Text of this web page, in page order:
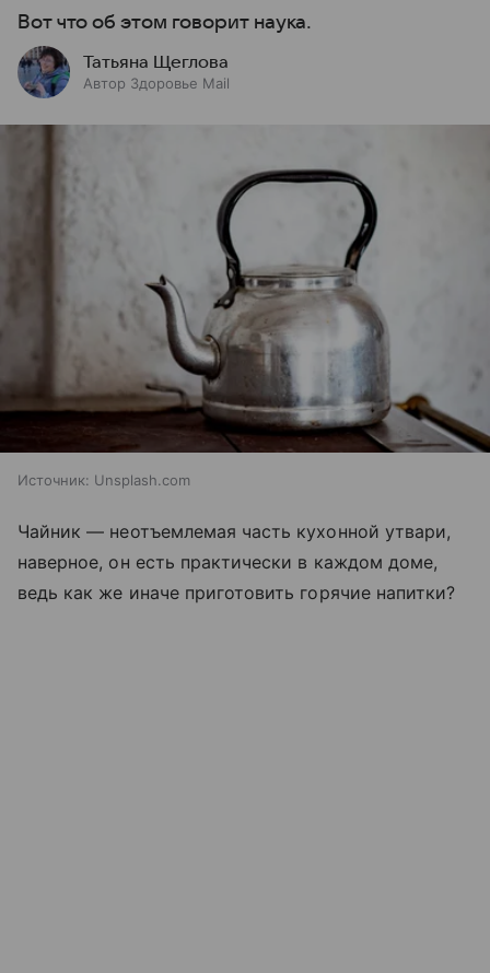
Вот что об этом говорит наука.
Татьяна Щеглова
Автор Здоровье Mail
Источник: Unsplash.com
Чайник — неотъемлемая часть кухонной утвари,
наверное, он есть практически в каждом доме,
ведь как же иначе приготовить горячие напитки?